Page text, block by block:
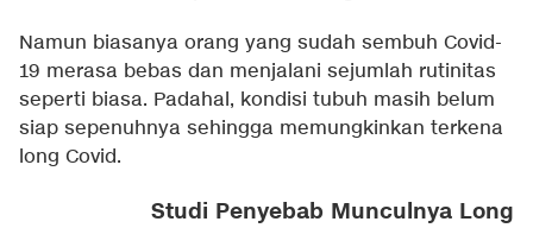
Namun biasanya orang yang sudah sembuh Covid-
19 merasa bebas dan menjalani sejumlah rutinitas
seperti biasa. Padahal, kondisi tubuh masih belum
siap sepenuhnya sehingga memungkinkan terkena
long Covid.
Studi Penyebab Munculnya Long